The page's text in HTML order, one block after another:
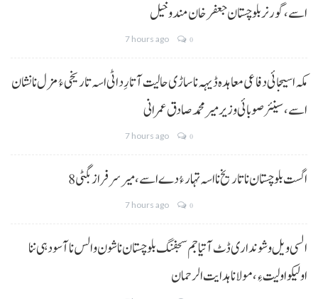
اسے،گورنر بلوچستان جعفر خان مندوخیل
7 hours ago 0
مکہ اسیجائی دفاعی معاہدہ ڈیہہ نا ساڑی حالیت آتا رِد اٹی اسہ تاریخی ءُ مزل نا نشان
اسے،سینئر صوبائی وزیر میر محمد صادق عمرانی
7 hours ago 0
8 اگست بلوچستان نا تاریخ نا اسہ تہار ءُ دے اسے، میرسرفراز بگٹی
7 hours ago 0
السی ویل و شونداری ڈٹ آتیا جم سجفنگ بلوچستان نا شون و الس نا آسودہی ننا
اولیکو اولیت ءِ،مولانا ہدایت الرحمان